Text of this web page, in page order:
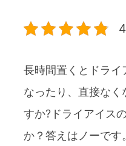
長時間置くとドライ
なったり、直接な
すか?ドライアイス
か？答えはノーで